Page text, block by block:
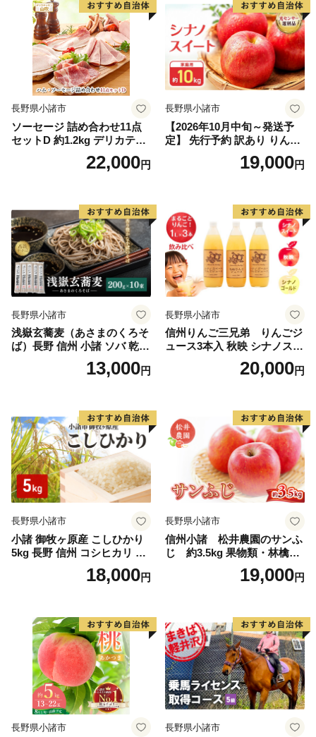
長野県小諸市
ソーセージ 詰め合わせ11点
セットD 約1.2kg デリカテッ
セン山吹 お肉 ハム ソーセー
ジ ウインナー コンビーフ サ
22,000円
長野県小諸市
【2026年10月中旬～発送予
定】 先行予約 訳あり りんご
シナノスイート 約10kg 24～
40玉入 家庭用 フルーツ 果物
19,000円
長野県小諸市
浅嶽玄蕎麦（あさまのくろそ
ば）長野 信州 小諸 ソバ 乾麺
お土産 ご当地 お取り寄せ 麺
13,000円
長野県小諸市
信州りんご三兄弟 りんごジ
ュース3本入 秋映 シナノスイ
ート シナノゴールド 信州 長
野 お土産 お取り寄せ スイー
20,000円
長野県小諸市
小諸 御牧ヶ原産 こしひかり
5kg 長野 信州 コシヒカリ 精
米 美味しいお米 お取り寄せ
18,000円
長野県小諸市
信州小諸 松井農園のサンふ
じ 約3.5kg 果物類・林檎・
19,000円
長野県小諸市 長野県小諸市